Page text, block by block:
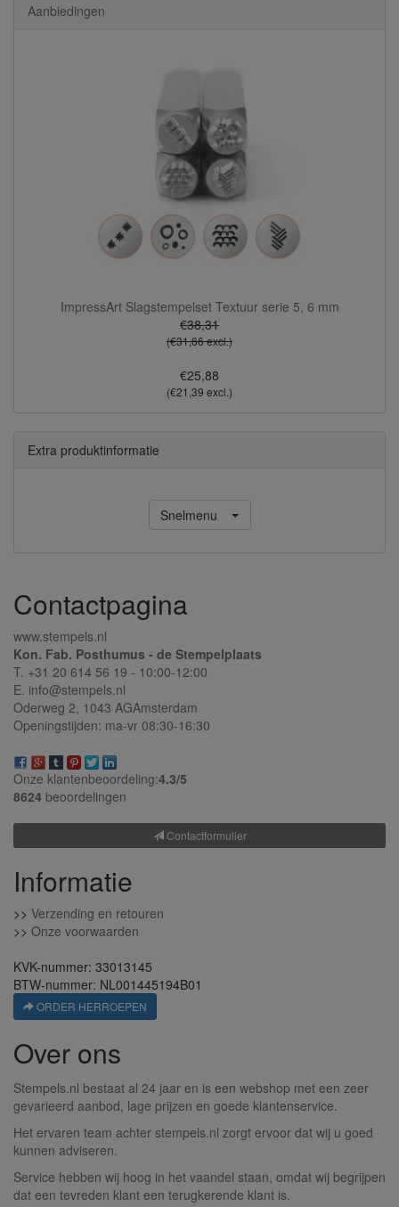
Aanbiedingen
ImpressArt Slagstempelset Textuur serie 5, 6 mm
€38,31
(€31,66 excl.)
€25,88
(€21,39 excl.)
Extra produktinformatie
Snelmenu
Contactpagina
www.stempels.nl
Kon. Fab. Posthumus - de Stempelplaats
T. +31 20 614 56 19 - 10:00-12:00
E. info@stempels.nl
Oderweg 2, 1043 AGAmsterdam
Openingstijden: ma-vr 08:30-16:30
Onze klantenbeoordeling:4.3/5
8624 beoordelingen
Contactformulier
Informatie
>> Verzending en retouren
>> Onze voorwaarden
KVK-nummer: 33013145
BTW-nummer: NL001445194B01
ORDER HERROEPEN
Over ons
Stempels.nl bestaat al 24 jaar en is een webshop met een zeer
gevarieerd aanbod, lage prijzen en goede klantenservice.
Het ervaren team achter stempels.nl zorgt ervoor dat wij u goed
kunnen adviseren.
Service hebben wij hoog in het vaandel staan, omdat wij begrijpen
dat een tevreden klant een terugkerende klant is.